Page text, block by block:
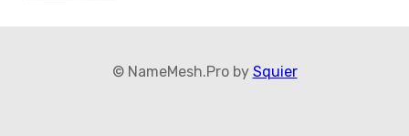
© NameMesh.Pro by Squier